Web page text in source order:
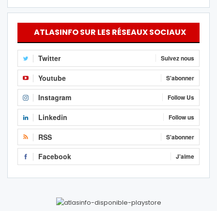
ATLASINFO SUR LES RÉSEAUX SOCIAUX
Twitter Suivez nous
Youtube S'abonner
Instagram Follow Us
Linkedin Follow us
RSS S'abonner
Facebook J'aime